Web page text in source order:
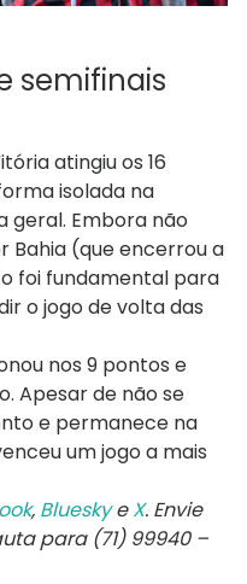
semifinais
atingiu os 16
isolada na
geral. Embora não
Bahia (que encerrou a
foi fundamental para
o jogo de volta das
nos 9 pontos e
Apesar de não se
e permanece na
um jogo a mais
, BlueskyeX. Envie
para (71) 99940 –